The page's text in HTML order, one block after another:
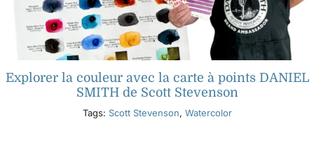
Ressources
Trouver un détaillant
Explorer la couleur avec la carte à points DANIEL
SMITH de Scott Stevenson
Tags: Scott Stevenson, Watercolor